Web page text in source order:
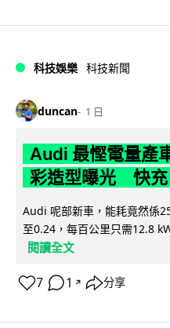
科技娛樂 科技新聞
duncan 1 日
Audi 最慳電量
彩造型曝光 快充
Audi 呢部新車，能耗竟然係
至0.24，每百公里只需12.8
閱讀全文
7 1 ↗ 分享